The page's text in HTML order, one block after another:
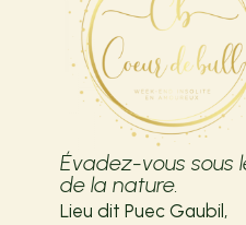
Évadez-vous sous
de la nature.
Lieu dit Puec Gaubil,